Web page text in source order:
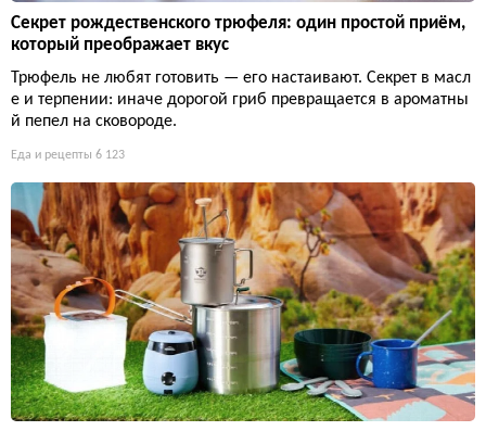
Секрет рождественского трюфеля: один простой приём,
который преображает вкус
Трюфель не любят готовить — его настаивают. Секрет в масл
е и терпении: иначе дорогой гриб превращается в ароматны
й пепел на сковороде.
Еда и рецепты 6 123